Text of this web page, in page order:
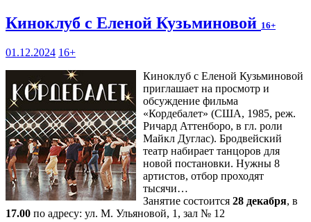
Киноклуб с Еленой Кузьминовой 16+
01.12.2024 16+
Киноклуб с Еленой Кузьминовой
приглашает на просмотр и
обсуждение фильма
«Кордебалет» (США, 1985, реж.
Ричард Аттенборо, в гл. роли
Майкл Дуглас). Бродвейский
театр набирает танцоров для
новой постановки. Нужны 8
артистов, отбор проходят
тысячи…
Занятие состоится 28 декабря, в
17.00 по адресу: ул. М. Ульяновой, 1, зал № 12